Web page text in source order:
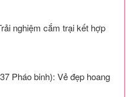
nghiệm cắm trại kết hợp
Pháo binh): Vẻ đẹp hoang